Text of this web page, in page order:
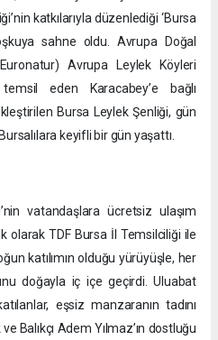
katkılarıyla düzenlediği ‘Bursa
sahne oldu. Avrupa Doğal
Avrupa Leylek Köyleri
temsil eden Karacabey’e bağlı
Bursa Leylek Şenliği, gün
keyifli bir gün yaşattı.
vatandaşlara ücretsiz ulaşım
olarak TDF Bursa İl Temsilciliği ile
katılımın olduğu yürüyüşle, her
doğayla iç içe geçirdi. Uluabat
eşsiz manzaranın tadını
Balıkçı Adem Yılmaz’ın dostluğu